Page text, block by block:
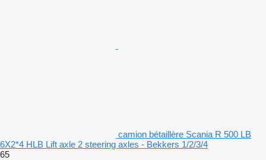
camion bétaillère Scania R 500 LB
6X2*4 HLB Lift axle 2 steering axles - Bekkers 1/2/3/4
65